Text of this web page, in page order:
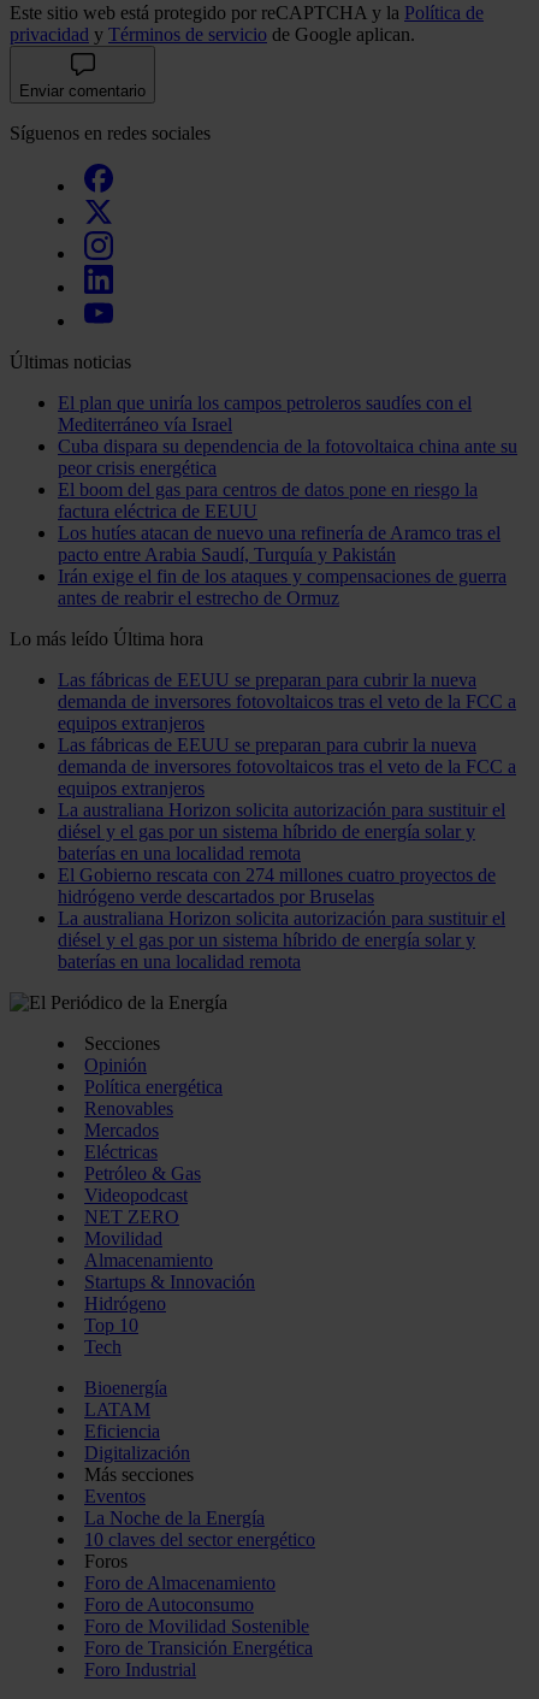
hecho de sus servicios.
Este sitio web está protegido por reCAPTCHA y la Política de
privacidad y Términos de servicio de Google aplican.
Enviar comentario
Síguenos en redes sociales
Últimas noticias
El plan que uniría los campos petroleros saudíes con el
Mediterráneo vía Israel
Cuba dispara su dependencia de la fotovoltaica china ante su
peor crisis energética
El boom del gas para centros de datos pone en riesgo la
factura eléctrica de EEUU
Los hutíes atacan de nuevo una refinería de Aramco tras el
pacto entre Arabia Saudí, Turquía y Pakistán
Irán exige el fin de los ataques y compensaciones de guerra
antes de reabrir el estrecho de Ormuz
Lo más leído Última hora
Las fábricas de EEUU se preparan para cubrir la nueva
demanda de inversores fotovoltaicos tras el veto de la FCC a
equipos extranjeros
Las fábricas de EEUU se preparan para cubrir la nueva
demanda de inversores fotovoltaicos tras el veto de la FCC a
equipos extranjeros
La australiana Horizon solicita autorización para sustituir el
diésel y el gas por un sistema híbrido de energía solar y
baterías en una localidad remota
El Gobierno rescata con 274 millones cuatro proyectos de
hidrógeno verde descartados por Bruselas
La australiana Horizon solicita autorización para sustituir el
diésel y el gas por un sistema híbrido de energía solar y
baterías en una localidad remota
Secciones
Opinión
Política energética
Renovables
Mercados
Eléctricas
Petróleo & Gas
Videopodcast
NET ZERO
Movilidad
Almacenamiento
Startups & Innovación
Hidrógeno
Top 10
Tech
Bioenergía
LATAM
Eficiencia
Digitalización
Más secciones
Eventos
La Noche de la Energía
10 claves del sector energético
Foros
Foro de Almacenamiento
Foro de Autoconsumo
Foro de Movilidad Sostenible
Foro de Transición Energética
Foro Industrial